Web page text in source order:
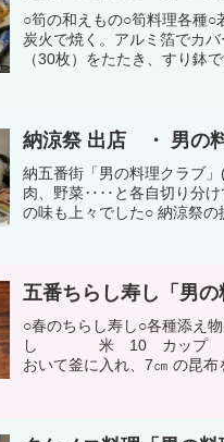
○筍の和えもの○筍料理各
炭火で焼く。アルミ箔で
（30枚）をたたき、す
納涼祭 出店 ・ 男の
納五番街「男の料理クラブ
肉、野菜‥‥と各自切り分け
の味も上々でした○ 納涼祭の
五番ちらし寿し「男
○春のちらし寿し○各種添え
し 米 10 カップ （
おいて釜に入れ、7㎝ の昆